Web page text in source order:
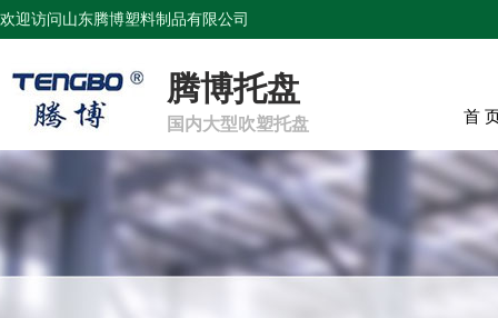
欢迎访问山东腾博塑料制品有限公司
腾博托盘
国内大型吹塑托盘 首